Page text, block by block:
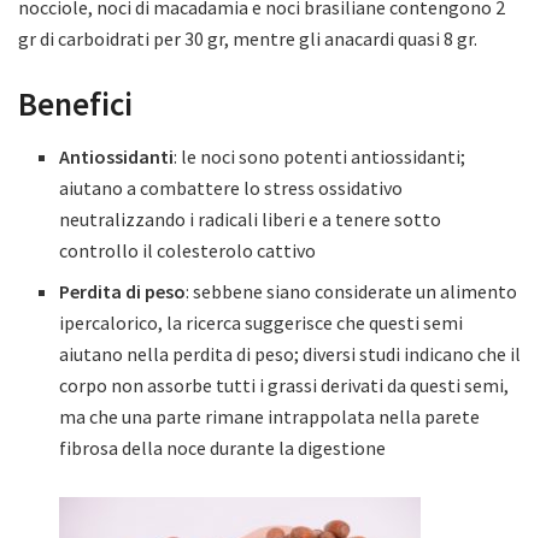
nocciole, noci di macadamia e noci brasiliane contengono 2
gr di carboidrati per 30 gr, mentre gli anacardi quasi 8 gr.
Benefici
Antiossidanti: le noci sono potenti antiossidanti;
aiutano a combattere lo stress ossidativo
neutralizzando i radicali liberi e a tenere sotto
controllo il colesterolo cattivo
Perdita di peso: sebbene siano considerate un alimento
ipercalorico, la ricerca suggerisce che questi semi
aiutano nella perdita di peso; diversi studi indicano che il
corpo non assorbe tutti i grassi derivati da questi semi,
ma che una parte rimane intrappolata nella parete
fibrosa della noce durante la digestione